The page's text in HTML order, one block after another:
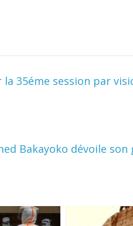
35éme session par
Bakayoko dévoile